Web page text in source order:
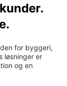
for byggeri,
løsninger er
og en